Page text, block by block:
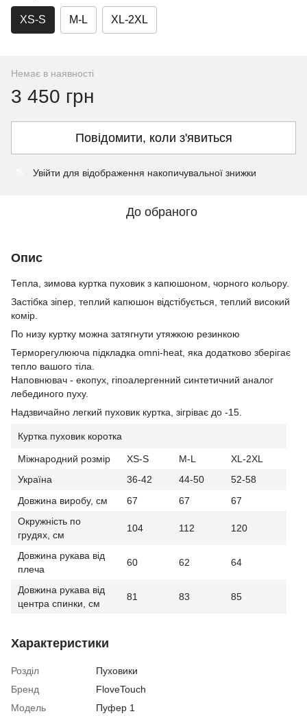
XS-S M-L XL-2XL
Немає в наявності
3 450 грн
Повідомити, коли з'явиться
Увійти для відображення накопичувальної знижки
До обраного
Опис
Тепла, зимова куртка пуховик з капюшоном, чорного кольору.
Застібка зіпер, теплий капюшон відстібується, теплий високий
комір.
По низу куртку можна затягнути утяжкою резинкою
Терморегулююча підкладка omni-heat, яка додатково зберігає
тепло вашого тіла.
Наповнювач - екопух, гіпоалергенний синтетичний аналог
лебединого пуху.
Надзвичайно легкий пуховик куртка, зігріває до -15.
Куртка пуховик коротка
Міжнародний розмір XS-S M-L
XL-2XL
Україна
36-42 44-50
52-58
Довжина виробу, см
67 67
67
Окружність по
грудях, см
104 112 120
Довжина рукава від
плеча
60 62 64
Довжина рукава від
центра спинки, см
81 83 85
Характеристики
Розділ
Пуховики
Бренд
FloveTouch
Модель
Пуфер 1